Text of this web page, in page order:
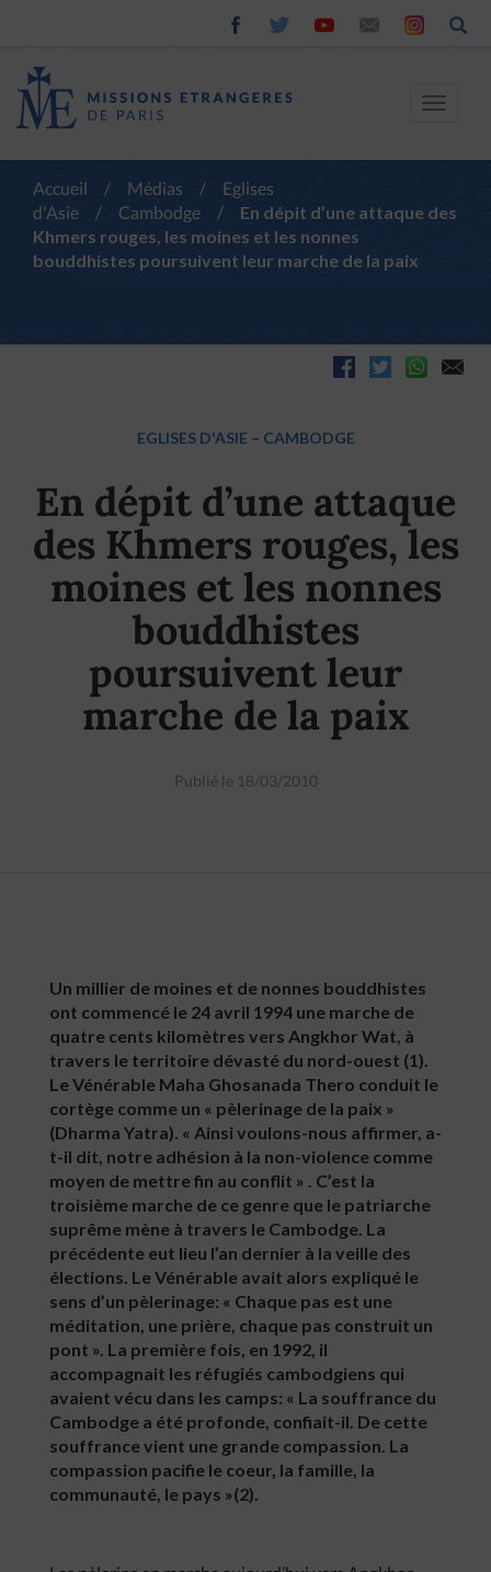
Toggle
Accueil / Médias /
Eglises
d'Asie
/ Cambodge /
En dépit d’une attaque des
Khmers rouges, les moines et les nonnes
bouddhistes poursuivent leur marche de la paix
EGLISES D'ASIE – CAMBODGE
En dépit d’une attaque
des Khmers rouges, les
moines et les nonnes
bouddhistes
poursuivent leur
marche de la paix
Publié le 18/03/2010
Un millier de moines et de nonnes bouddhistes
ont commencé le 24 avril 1994 une marche de
quatre cents kilomètres vers Angkhor Wat, à
travers le territoire dévasté du nord-ouest (1).
Le Vénérable Maha Ghosanada Thero conduit le
cortège comme un « pèlerinage de la paix »
(Dharma Yatra). « Ainsi voulons-nous affirmer, a-
t-il dit, notre adhésion à la non-violence comme
moyen de mettre fin au conflit » . C’est la
troisième marche de ce genre que le patriarche
suprême mène à travers le Cambodge. La
précédente eut lieu l’an dernier à la veille des
élections. Le Vénérable avait alors expliqué le
sens d’un pèlerinage: « Chaque pas est une
méditation, une prière, chaque pas construit un
pont ». La première fois, en 1992, il
accompagnait les réfugiés cambodgiens qui
avaient vécu dans les camps: « La souffrance du
Cambodge a été profonde, confiait-il. De cette
souffrance vient une grande compassion. La
compassion pacifie le coeur, la famille, la
communauté, le pays »(2).